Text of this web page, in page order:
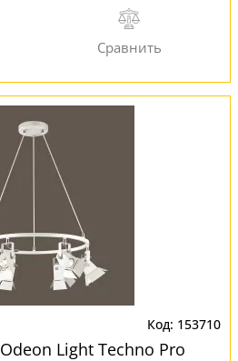
153710
Light Techno Pro